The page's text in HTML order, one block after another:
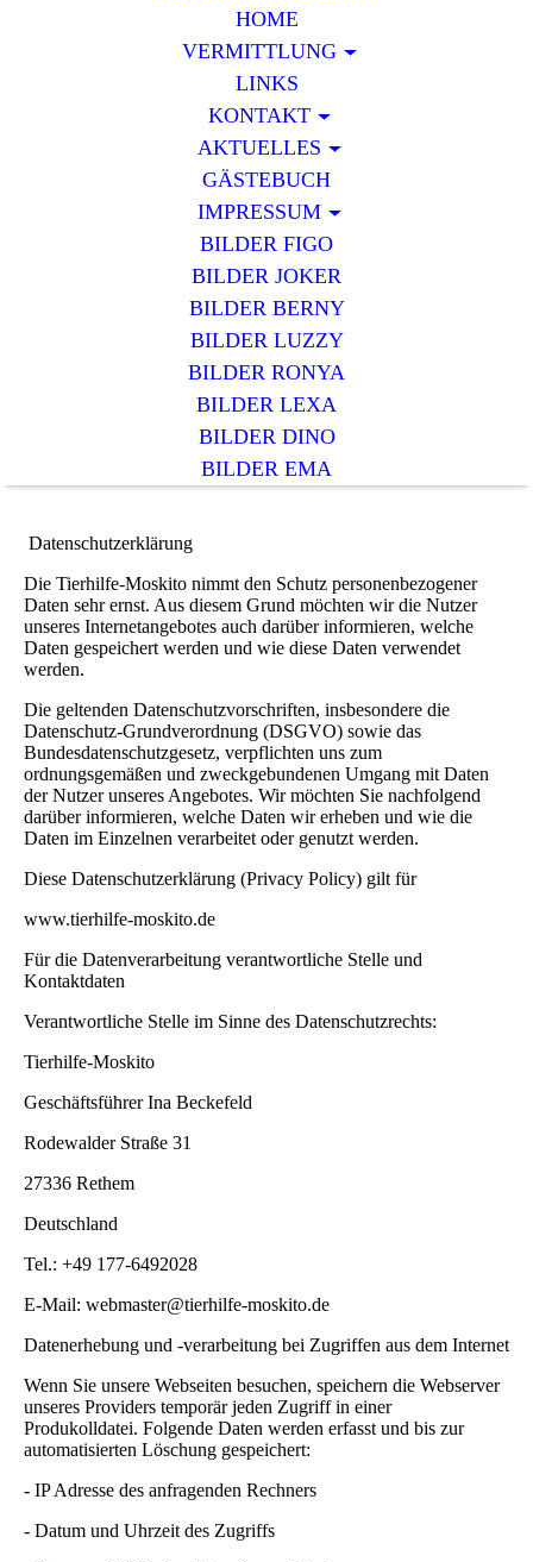
HOME
VERMITTLUNG
LINKS
KONTAKT
AKTUELLES
GÄSTEBUCH
IMPRESSUM
BILDER FIGO
BILDER JOKER
BILDER BERNY
BILDER LUZZY
BILDER RONYA
BILDER LEXA
BILDER DINO
BILDER EMA
Datenschutzerklärung
Die Tierhilfe-Moskito nimmt den Schutz personenbezogener
Daten sehr ernst. Aus diesem Grund möchten wir die Nutzer
unseres Internetangebotes auch darüber informieren, welche
Daten gespeichert werden und wie diese Daten verwendet
werden.
Die geltenden Datenschutzvorschriften, insbesondere die
Datenschutz-Grundverordnung (DSGVO) sowie das
Bundesdatenschutzgesetz, verpflichten uns zum
ordnungsgemäßen und zweckgebundenen Umgang mit Daten
der Nutzer unseres Angebotes. Wir möchten Sie nachfolgend
darüber informieren, welche Daten wir erheben und wie die
Daten im Einzelnen verarbeitet oder genutzt werden.
Diese Datenschutzerklärung (Privacy Policy) gilt für
www.tierhilfe-moskito.de
Für die Datenverarbeitung verantwortliche Stelle und
Kontaktdaten
Verantwortliche Stelle im Sinne des Datenschutzrechts:
Tierhilfe-Moskito
Geschäftsführer Ina Beckefeld
Rodewalder Straße 31
27336 Rethem
Deutschland
Tel.: +49 177-6492028
E-Mail: webmaster@tierhilfe-moskito.de
Datenerhebung und -verarbeitung bei Zugriffen aus dem Internet
Wenn Sie unsere Webseiten besuchen, speichern die Webserver
unseres Providers temporär jeden Zugriff in einer
Produkolldatei. Folgende Daten werden erfasst und bis zur
automatisierten Löschung gespeichert:
- IP Adresse des anfragenden Rechners
- Datum und Uhrzeit des Zugriffs